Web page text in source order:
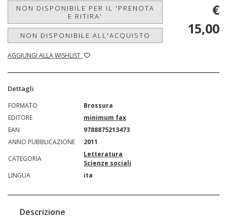
NON DISPONIBILE PER IL 'PRENOTA
E RITIRA'
NON DISPONIBILE ALL'ACQUISTO
AGGIUNGI ALLA WISHLIST
€
15,00
Dettagli
FORMATO
Brossura
EDITORE
minimum fax
EAN
9788875213473
ANNO PUBBLICAZIONE
2011
CATEGORIA
Letteratura
Scienze sociali
LINGUA
ita
Descrizione